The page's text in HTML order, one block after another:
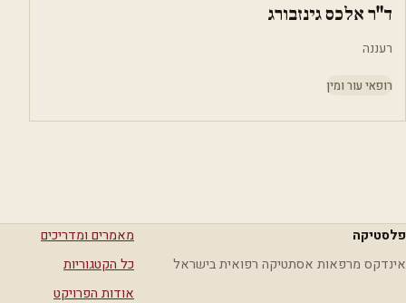
ד"ר אלכס גינזבורג
רעננה
רופאי עור ומין
פלסטיקה
אינדקס מרפאות אסתטיקה רפואית בישראל
מאמרים ומדריכים
כל הקטגוריות
אודות הפרויקט